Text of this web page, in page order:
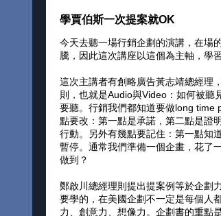
學賈伯斯一次提案就OK
今天去聽一場行銷企劃的演講，在場
騰，因此這次講座以這個為主軸，學
這次主講者有創略廣告黃志靖總經理
則，也就是Audio與Video：如何被聽
要聽。行銷我們都知道要做long time
點要改：第一點是承諾，第二點是證
行動。另外有幾點要記住：第一點知
暫停。通常我們準備一個企畫，花了
做到？
鄭啟川總經理則提出提案例等於企劃
要學的，在美國企劃不一定是每個人
力、創意力、想像力。企劃書的重點